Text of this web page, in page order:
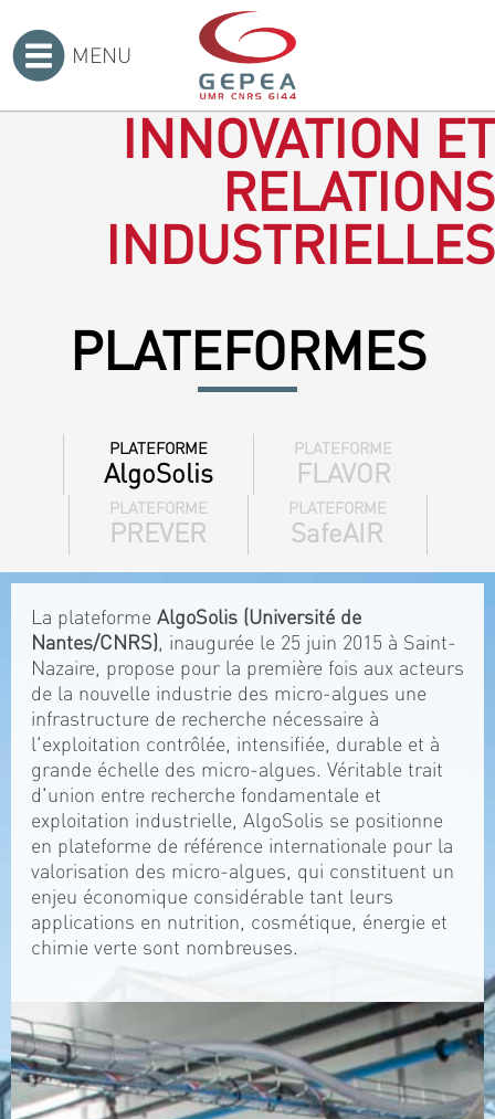
MENU
INNOVATION ET
RELATIONS
INDUSTRIELLES
PLATEFORMES
PLATEFORME
AlgoSolis
PLATEFORME
FLAVOR
PLATEFORME
PREVER
PLATEFORME
SafeAIR
La plateforme AlgoSolis (Université de
Nantes/CNRS), inaugurée le 25 juin 2015 à Saint-
Nazaire, propose pour la première fois aux acteurs
de la nouvelle industrie des micro-algues une
infrastructure de recherche nécessaire à
l'exploitation contrôlée, intensifiée, durable et à
grande échelle des micro-algues. Véritable trait
d'union entre recherche fondamentale et
exploitation industrielle, AlgoSolis se positionne
en plateforme de référence internationale pour la
valorisation des micro-algues, qui constituent un
enjeu économique considérable tant leurs
applications en nutrition, cosmétique, énergie et
chimie verte sont nombreuses.